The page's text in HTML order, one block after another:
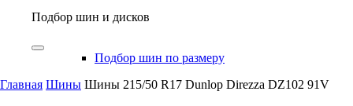
Подбор шин и дисков
Подбор шин по размеру
Главная Шины Шины 215/50 R17 Dunlop Direzza DZ102 91V